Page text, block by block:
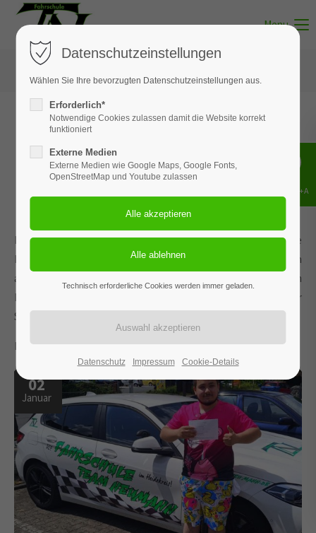
Menu
Führerscheinneulingeaus
Endlich nicht mehr auf das Elterntaxi angewiesen. Genauso, wie
Ihr schon mit beiden Beinen fest im Leben steht, sollten nun
auch alle vier Räder immer sicheren Bodenkontakt halten. Zum
Führerschein wünschen wir Euch, dass Ihr nie schneller als Euer
Schutzengel fahrt und immer heil an Eurem Ziel ankommt!
Herzlichen Glückwunsch, wir sind sehr stolz auf euch.
02
Januar
Datenschutzeinstellungen
Wählen Sie Ihre bevorzugten Datenschutzeinstellungen aus.
Erforderlich*
Notwendige Cookies zulassen damit die Website korrekt
funktioniert
Externe Medien
Externe Medien wie Google Maps, Google Fonts,
OpenStreetMap und Youtube zulassen
Technisch erforderliche Cookies werden immer geladen.
Datenschutz Impressum Cookie-Details
Shift+Alt+A